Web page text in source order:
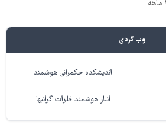
وب گردی
اندیشکده حکمرانی هوشمند
انبار هوشمند فلزات گرانبها